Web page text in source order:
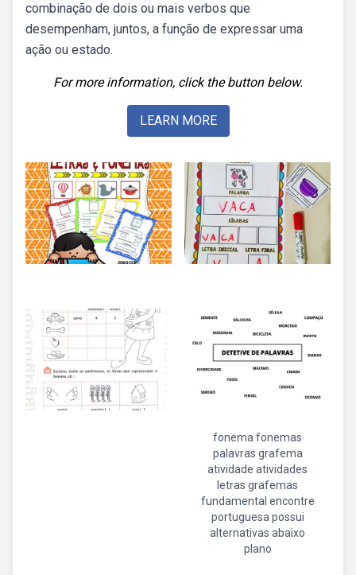
combinação de dois ou mais verbos que
desempenham, juntos, a função de expressar uma
ação ou estado.
For more information, click the button below.
LEARN MORE
fonema fonemas
palavras grafema
atividade atividades
letras grafemas
fundamental encontre
portuguesa possui
alternativas abaixo
plano